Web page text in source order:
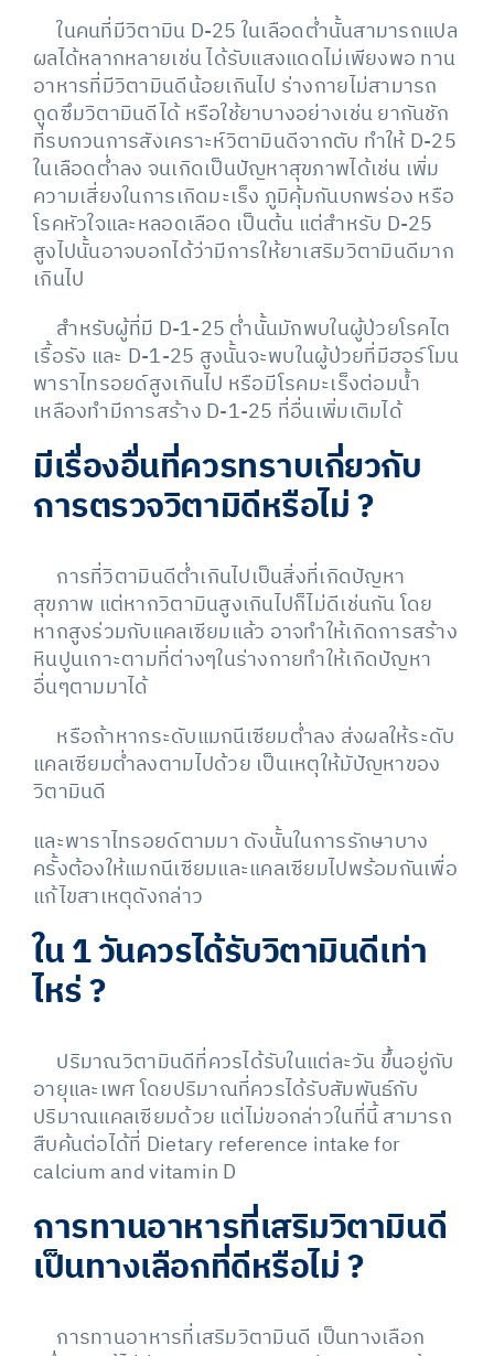
ในคนที่มีวิตามิน D-25 ในเลือดต่ำนั้นสามารถแปล
ผลได้หลากหลายเช่น ได้รับแสงแดดไม่เพียงพอ ทาน
อาหารที่มีวิตามินดีน้อยเกินไป ร่างกายไม่สามารถ
ดูดซึมวิตามินดีได้ หรือใช้ยาบางอย่างเช่น ยากันชัก
ที่รบกวนการสังเคราะห์วิตามินดีจากตับ ทำให้ D-25
ในเลือดต่ำลง จนเกิดเป็นปัญหาสุขภาพได้เช่น เพิ่ม
ความเสี่ยงในการเกิดมะเร็ง ภูมิคุ้มกันบกพร่อง หรือ
โรคหัวใจและหลอดเลือด เป็นต้น แต่สำหรับ D-25
สูงไปนั้นอาจบอกได้ว่ามีการให้ยาเสริมวิตามินดีมาก
เกินไป
สำหรับผู้ที่มี D-1-25 ต่ำนั้นมักพบในผู้ป่วยโรคไต
เรื้อรัง และ D-1-25 สูงนั้นจะพบในผู้ป่วยที่มีฮอร์โมน
พาราไทรอยด์สูงเกินไป หรือมีโรคมะเร็งต่อมน้ำ
เหลืองทำมีการสร้าง D-1-25 ที่อื่นเพิ่มเติมได้
มีเรื่องอื่นที่ควรทราบเกี่ยวกับ
การตรวจวิตามิดีหรือไม่?
การที่วิตามินดีต่ำเกินไปเป็นสิ่งที่เกิดปัญหา
สุขภาพ แต่หากวิตามินสูงเกินไปก็ไม่ดีเช่นกัน โดย
หากสูงร่วมกับแคลเซียมแล้ว อาจทำให้เกิดการสร้าง
หินปูนเกาะตามที่ต่างๆในร่างกายทำให้เกิดปัญหา
อื่นๆตามมาได้
หรือถ้าหากระดับแมกนีเซียมต่ำลง ส่งผลให้ระดับ
แคลเซียมต่ำลงตามไปด้วย เป็นเหตุให้มัปัญหาของ
วิตามินดี
และพาราไทรอยด์ตามมา ดังนั้นในการรักษาบาง
ครั้งต้องให้แมกนีเซียมและแคลเซียมไปพร้อมกันเพื่อ
แก้ไขสาเหตุดังกล่าว
ใน1วันควรได้รับวิตามินดีเท่า
ไหร่?
ปริมาณวิตามินดีที่ควรได้รับในแต่ละวัน ขึ้นอยู่กับ
อายุและเพศ โดยปริมาณที่ควรได้รับสัมพันธ์กับ
ปริมาณแคลเซียมด้วย แต่ไม่ขอกล่าวในที่นี้ สามารถ
สืบค้นต่อได้ที่ Dietary reference intake for
calcium and vitamin D
การทานอาหารที่เสริมวิตามินดี
เป็นทางเลือกที่ดีหรือไม่?
การทานอาหารที่เสริมวิตามินดี เป็นทางเลือก